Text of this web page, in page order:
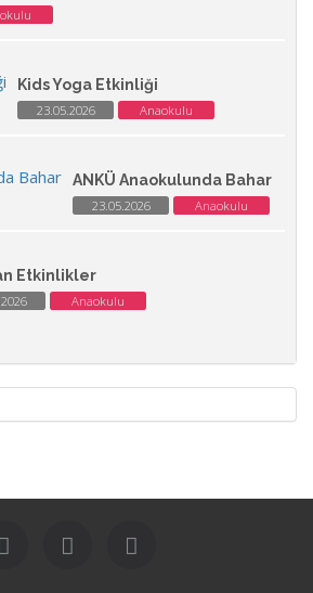
Kids Yoga Etkinliği
23.05.2026 Anaokulu
ANKÜ Anaokulunda Bahar
23.05.2026 Anaokulu
Etkinlikler
Anaokulu